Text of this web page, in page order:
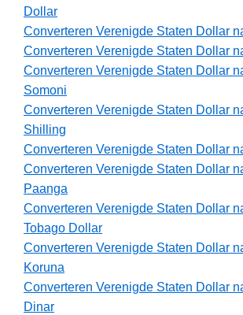
Dollar
Converteren Verenigde Staten Dollar
Converteren Verenigde Staten Dollar
Converteren Verenigde Staten Dollar
Somoni
Converteren Verenigde Staten Dollar
Shilling
Converteren Verenigde Staten Dollar
Converteren Verenigde Staten Dollar
Paanga
Converteren Verenigde Staten Dollar
Tobago Dollar
Converteren Verenigde Staten Dollar
Koruna
Converteren Verenigde Staten Dollar
Dinar